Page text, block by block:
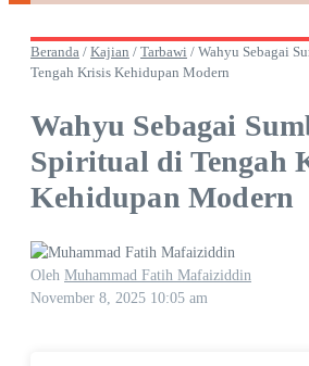
Beranda / Kajian / Tarbawi / Wahyu Sebagai
Tengah Krisis Kehidupan Modern
Wahyu Sebagai
Spiritual di Tengah
Kehidupan Modern
Oleh Muhammad Fatih Mafaiziddin
November 8, 2025 10:05 am